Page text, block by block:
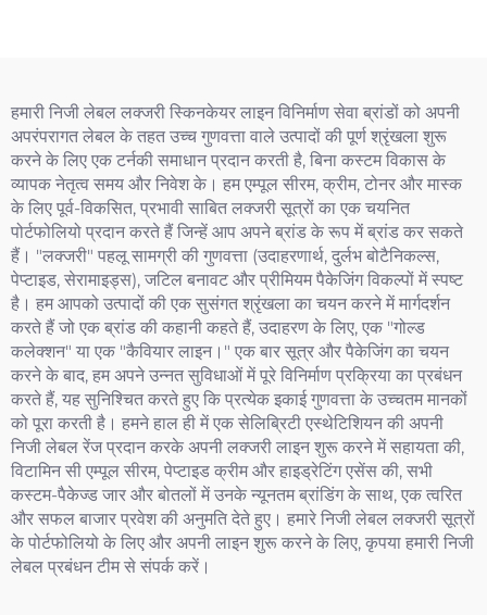
हमारी निजी लेबल लक्जरी स्किनकेयर लाइन विनिर्माण सेवा ब्रांडों को अपनी
अपरंपरागत लेबल के तहत उच्च गुणवत्ता वाले उत्पादों की पूर्ण श्रृंखला शुरू
करने के लिए एक टर्नकी समाधान प्रदान करती है, बिना कस्टम विकास के
व्यापक नेतृत्व समय और निवेश के। हम एम्पूल सीरम, क्रीम, टोनर और मास्क
के लिए पूर्व-विकसित, प्रभावी साबित लक्जरी सूत्रों का एक चयनित
पोर्टफोलियो प्रदान करते हैं जिन्हें आप अपने ब्रांड के रूप में ब्रांड कर सकते
हैं। "लक्जरी" पहलू सामग्री की गुणवत्ता (उदाहरणार्थ, दुर्लभ बोटैनिकल्स,
पेप्टाइड, सेरामाइड्स), जटिल बनावट और प्रीमियम पैकेजिंग विकल्पों में स्पष्ट
है। हम आपको उत्पादों की एक सुसंगत श्रृंखला का चयन करने में मार्गदर्शन
करते हैं जो एक ब्रांड की कहानी कहते हैं, उदाहरण के लिए, एक "गोल्ड
कलेक्शन" या एक "कैवियार लाइन।" एक बार सूत्र और पैकेजिंग का चयन
करने के बाद, हम अपने उन्नत सुविधाओं में पूरे विनिर्माण प्रक्रिया का प्रबंधन
करते हैं, यह सुनिश्चित करते हुए कि प्रत्येक इकाई गुणवत्ता के उच्चतम मानकों
को पूरा करती है। हमने हाल ही में एक सेलिब्रिटी एस्थेटिशियन की अपनी
निजी लेबल रेंज प्रदान करके अपनी लक्जरी लाइन शुरू करने में सहायता की,
विटामिन सी एम्पूल सीरम, पेप्टाइड क्रीम और हाइड्रेटिंग एसेंस की, सभी
कस्टम-पैकेज्ड जार और बोतलों में उनके न्यूनतम ब्रांडिंग के साथ, एक त्वरित
और सफल बाजार प्रवेश की अनुमति देते हुए। हमारे निजी लेबल लक्जरी सूत्रों
के पोर्टफोलियो के लिए और अपनी लाइन शुरू करने के लिए, कृपया हमारी निजी
लेबल प्रबंधन टीम से संपर्क करें।